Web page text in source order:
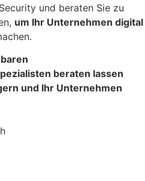
und beraten Sie zu
um Ihr Unternehmen digital
beraten lassen
und Ihr Unternehmen